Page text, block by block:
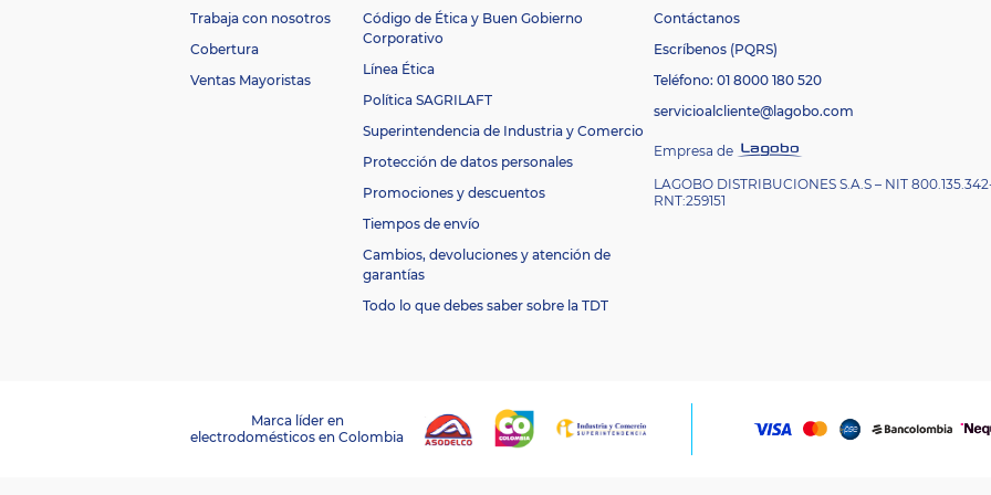
Trabaja con nosotros
Cobertura
Ventas Mayoristas
Código de Ética y Buen Gobierno
Corporativo
Línea Ética
Política SAGRILAFT
Superintendencia de Industria y Comercio
Protección de datos personales
Promociones y descuentos
Tiempos de envío
Cambios, devoluciones y atención de
garantías
Todo lo que debes saber sobre la TDT
Contáctanos
Escríbenos (PQRS)
Teléfono: 01 8000 180 520
servicioalcliente@lagobo.com
Empresa de
LAGOBO DISTRIBUCIONES S.A.S – NIT
RNT:259151
Marca líder en
electrodomésticos en Colombia